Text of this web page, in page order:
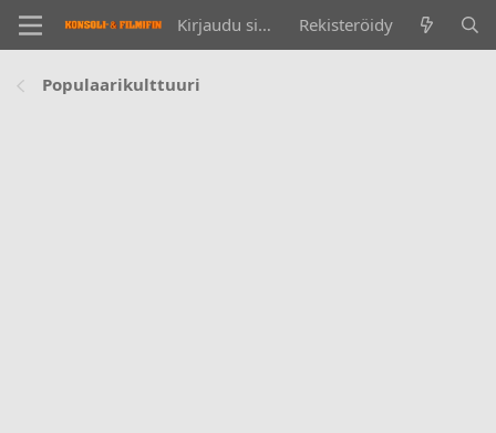
Kirjaudu sisään Rekisteröidy
Populaarikulttuuri